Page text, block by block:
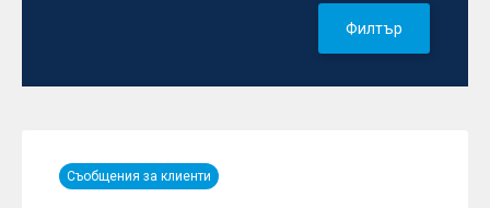
Филтър
Съобщения за клиенти